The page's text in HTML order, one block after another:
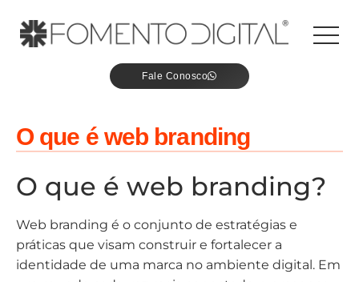
Fale Conosco
O que é web branding
O que é web branding?
Web branding é o conjunto de estratégias e
práticas que visam construir e fortalecer a
identidade de uma marca no ambiente digital. Em